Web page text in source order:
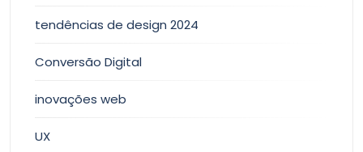
tendências de design 2024
Conversão Digital
inovações web
UX